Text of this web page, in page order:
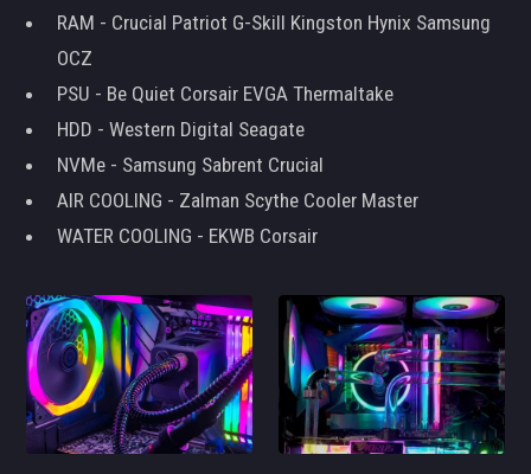
RAM - Crucial Patriot G-Skill Kingston Hynix Samsung
OCZ
PSU - Be Quiet Corsair EVGA Thermaltake
HDD - Western Digital Seagate
NVMe - Samsung Sabrent Crucial
AIR COOLING - Zalman Scythe Cooler Master
WATER COOLING - EKWB Corsair